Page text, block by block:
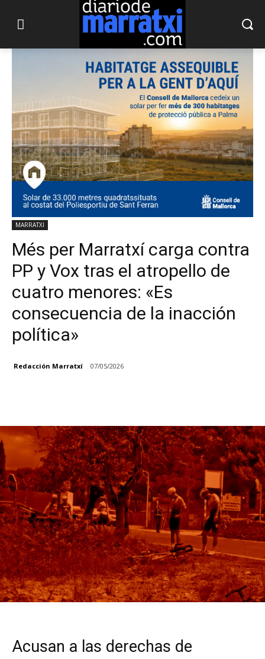
MARRATXI
Més per Marratxí carga contra
PP y Vox tras el atropello de
cuatro menores: «Es
consecuencia de la inacción
política»
Redacción Marratxí 07/05/2026
Acusan a las derechas de